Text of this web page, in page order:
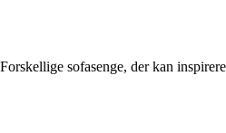
Forskellige sofasenge, der kan